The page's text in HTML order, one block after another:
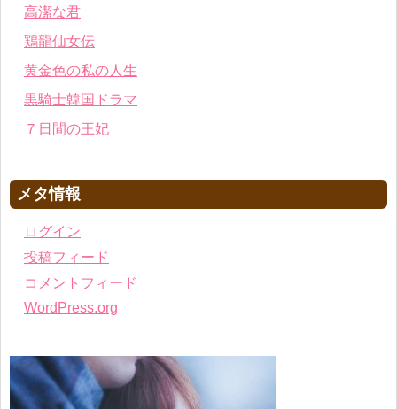
高潔な君
鶏龍仙女伝
黄金色の私の人生
黒騎士韓国ドラマ
７日間の王妃
メタ情報
ログイン
投稿フィード
コメントフィード
WordPress.org